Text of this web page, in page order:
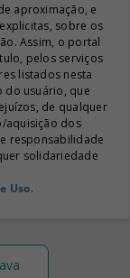
aproximação, e
sobre os
Assim, o portal
pelos serviços
listados nesta
do usuário, que
de qualquer
aquisição dos
responsabilidade
solidariedade
Uso.